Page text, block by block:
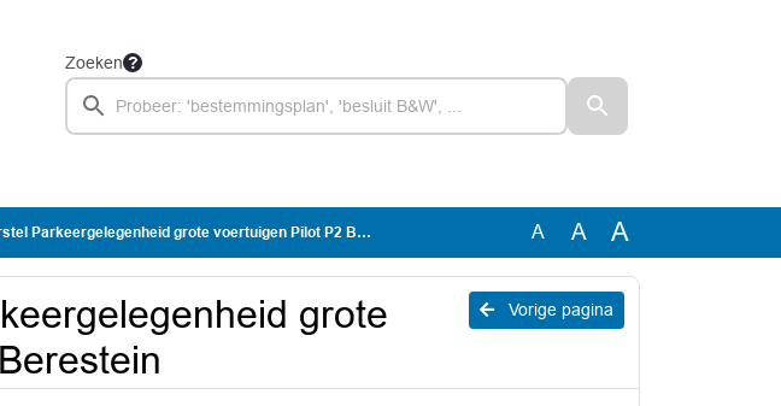
Zoeken
Parkeergelegenheid grote voertuigen Pilot P2 Berestein A A A
Vorige pagina
grote